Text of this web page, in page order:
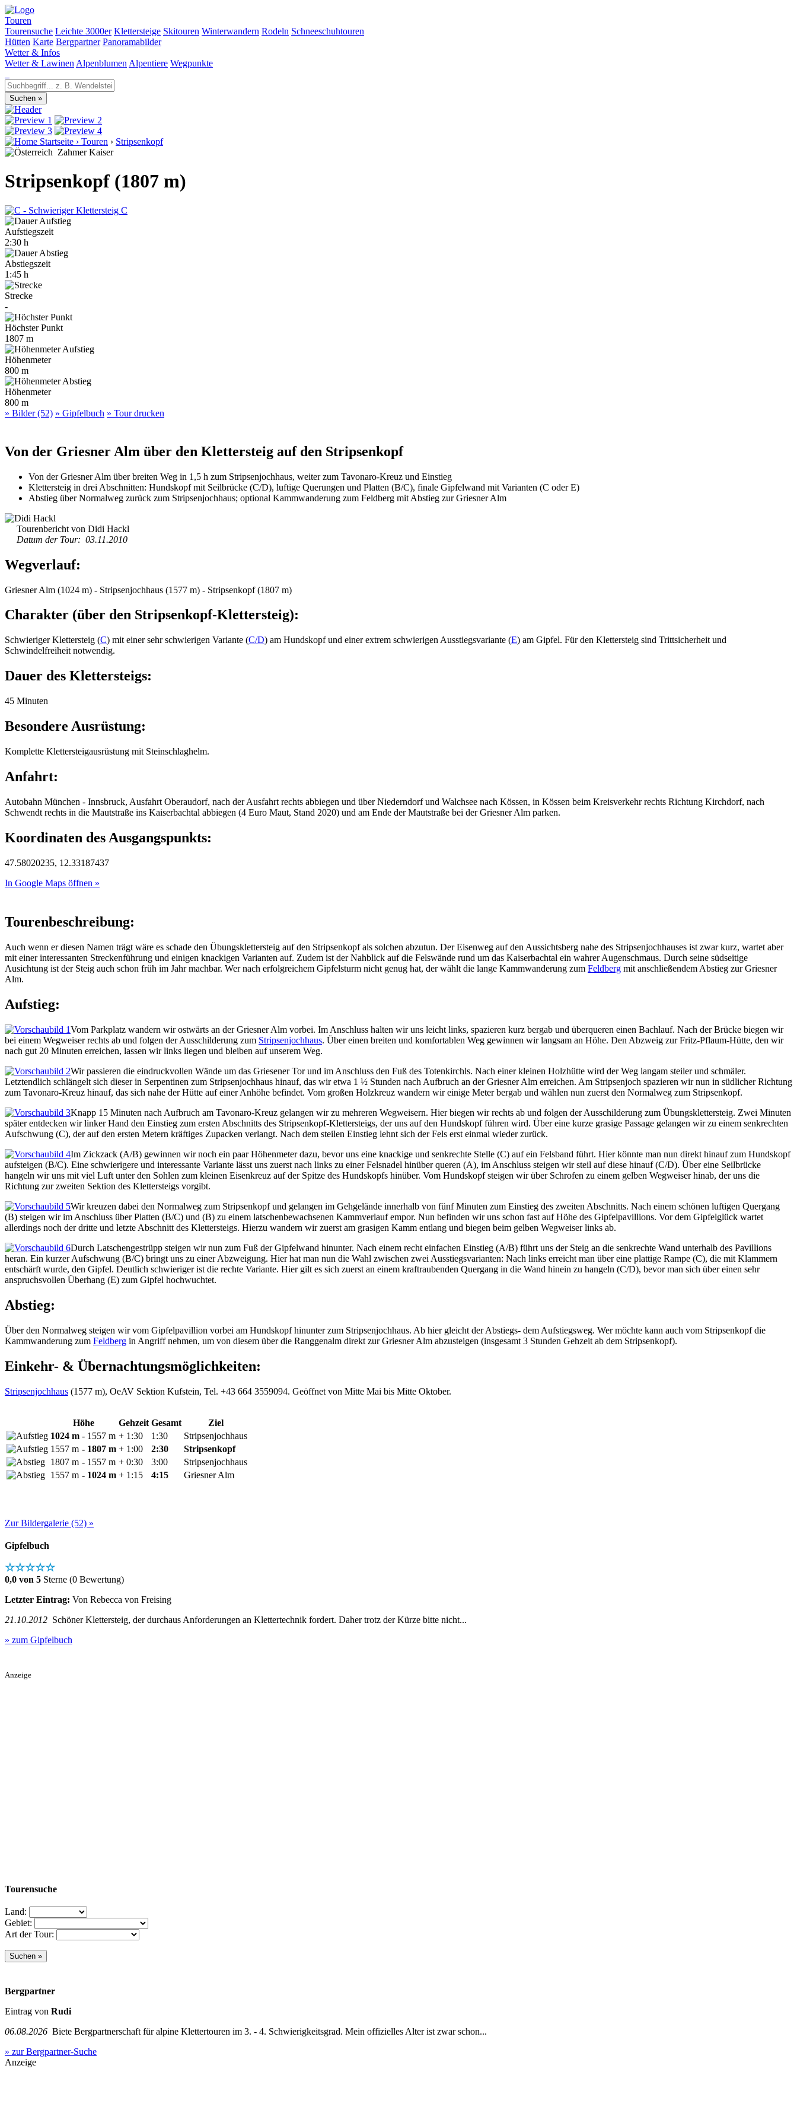
Touren
Tourensuche Leichte 3000er Klettersteige Skitouren Winterwandern Rodeln Schneeschuhtouren
Hütten Karte Bergpartner Panoramabilder
Wetter & Infos
Wetter & Lawinen Alpenblumen Alpentiere Wegpunkte
Startseite › Touren › Stripsenkopf
Zahmer Kaiser
Stripsenkopf (1807 m)
C
Aufstiegszeit
2:30 h
Abstiegszeit
1:45 h
Strecke
-
Höchster Punkt
1807 m
Höhenmeter
800 m
Höhenmeter
800 m
» Bilder (52) » Gipfelbuch » Tour drucken
Von der Griesner Alm über den Klettersteig auf den Stripsenkopf
Von der Griesner Alm über breiten Weg in 1,5 h zum Stripsenjochhaus, weiter zum Tavonaro-Kreuz und Einstieg
Klettersteig in drei Abschnitten: Hundskopf mit Seilbrücke (C/D), luftige Querungen und Platten (B/C), finale Gipfelwand mit Varianten (C oder E)
Abstieg über Normalweg zurück zum Stripsenjochhaus; optional Kammwanderung zum Feldberg mit Abstieg zur Griesner Alm
Tourenbericht von Didi Hackl
Datum der Tour: 03.11.2010
Wegverlauf:
Griesner Alm (1024 m) - Stripsenjochhaus (1577 m) - Stripsenkopf (1807 m)
Charakter (über den Stripsenkopf-Klettersteig):
Schwieriger Klettersteig (C) mit einer sehr schwierigen Variante (C/D) am Hundskopf und einer extrem schwierigen Ausstiegsvariante (E) am Gipfel. Für den Klettersteig sind Trittsicherheit und
Schwindelfreiheit notwendig.
Dauer des Klettersteigs:
45 Minuten
Besondere Ausrüstung:
Komplette Klettersteigausrüstung mit Steinschlaghelm.
Anfahrt:
Autobahn München - Innsbruck, Ausfahrt Oberaudorf, nach der Ausfahrt rechts abbiegen und über Niederndorf und Walchsee nach Kössen, in Kössen beim Kreisverkehr rechts Richtung Kirchdorf, nach
Schwendt rechts in die Mautstraße ins Kaiserbachtal abbiegen (4 Euro Maut, Stand 2020) und am Ende der Mautstraße bei der Griesner Alm parken.
Koordinaten des Ausgangspunkts:
47.58020235, 12.33187437
In Google Maps öffnen »
Tourenbeschreibung:
Auch wenn er diesen Namen trägt wäre es schade den Übungsklettersteig auf den Stripsenkopf als solchen abzutun. Der Eisenweg auf den Aussichtsberg nahe des Stripsenjochhauses ist zwar kurz, wartet aber
mit einer interessanten Streckenführung und einigen knackigen Varianten auf. Zudem ist der Nahblick auf die Felswände rund um das Kaiserbachtal ein wahrer Augenschmaus. Durch seine südseitige
Ausichtung ist der Steig auch schon früh im Jahr machbar. Wer nach erfolgreichem Gipfelsturm nicht genug hat, der wählt die lange Kammwanderung zum Feldberg mit anschließendem Abstieg zur Griesner
Alm.
Aufstieg:
Vom Parkplatz wandern wir ostwärts an der Griesner Alm vorbei. Im Anschluss halten wir uns leicht links, spazieren kurz bergab und überqueren einen Bachlauf. Nach der Brücke biegen wir
bei einem Wegweiser rechts ab und folgen der Ausschilderung zum Stripsenjochhaus. Über einen breiten und komfortablen Weg gewinnen wir langsam an Höhe. Den Abzweig zur Fritz-Pflaum-Hütte, den wir
nach gut 20 Minuten erreichen, lassen wir links liegen und bleiben auf unserem Weg.
Wir passieren die eindruckvollen Wände um das Griesener Tor und im Anschluss den Fuß des Totenkirchls. Nach einer kleinen Holzhütte wird der Weg langam steiler und schmäler.
Letztendlich schlängelt sich dieser in Serpentinen zum Stripsenjochhaus hinauf, das wir etwa 1 ½ Stunden nach Aufbruch an der Griesner Alm erreichen. Am Stripsenjoch spazieren wir nun in südlicher Richtung
zum Tavonaro-Kreuz hinauf, das sich nahe der Hütte auf einer Anhöhe befindet. Vom großen Holzkreuz wandern wir einige Meter bergab und wählen nun zuerst den Normalweg zum Stripsenkopf.
Knapp 15 Minuten nach Aufbruch am Tavonaro-Kreuz gelangen wir zu mehreren Wegweisern. Hier biegen wir rechts ab und folgen der Ausschilderung zum Übungsklettersteig. Zwei Minuten
später entdecken wir linker Hand den Einstieg zum ersten Abschnitts des Stripsenkopf-Klettersteigs, der uns auf den Hundskopf führen wird. Über eine kurze grasige Passage gelangen wir zu einem senkrechten
Aufschwung (C), der auf den ersten Metern kräftiges Zupacken verlangt. Nach dem steilen Einstieg lehnt sich der Fels erst einmal wieder zurück.
Im Zickzack (A/B) gewinnen wir noch ein paar Höhenmeter dazu, bevor uns eine knackige und senkrechte Stelle (C) auf ein Felsband führt. Hier könnte man nun direkt hinauf zum Hundskopf
aufsteigen (B/C). Eine schwierigere und interessante Variante lässt uns zuerst nach links zu einer Felsnadel hinüber queren (A), im Anschluss steigen wir steil auf diese hinauf (C/D). Über eine Seilbrücke
hangeln wir uns mit viel Luft unter den Sohlen zum kleinen Eisenkreuz auf der Spitze des Hundskopfs hinüber. Vom Hundskopf steigen wir über Schrofen zu einem gelben Wegweiser hinab, der uns die
Richtung zur zweiten Sektion des Klettersteigs vorgibt.
Wir kreuzen dabei den Normalweg zum Stripsenkopf und gelangen im Gehgelände innerhalb von fünf Minuten zum Einstieg des zweiten Abschnitts. Nach einem schönen luftigen Quergang
(B) steigen wir im Anschluss über Platten (B/C) und (B) zu einem latschenbewachsenen Kammverlauf empor. Nun befinden wir uns schon fast auf Höhe des Gipfelpavillions. Vor dem Gipfelglück wartet
allerdings noch der dritte und letzte Abschnitt des Klettersteigs. Hierzu wandern wir zuerst am grasigen Kamm entlang und biegen beim gelben Wegweiser links ab.
Durch Latschengestrüpp steigen wir nun zum Fuß der Gipfelwand hinunter. Nach einem recht einfachen Einstieg (A/B) führt uns der Steig an die senkrechte Wand unterhalb des Pavillions
heran. Ein kurzer Aufschwung (B/C) bringt uns zu einer Abzweigung. Hier hat man nun die Wahl zwischen zwei Ausstiegsvarianten: Nach links erreicht man über eine plattige Rampe (C), die mit Klammern
entschärft wurde, den Gipfel. Deutlich schwieriger ist die rechte Variante. Hier gilt es sich zuerst an einem kraftraubenden Quergang in die Wand hinein zu hangeln (C/D), bevor man sich über einen sehr
anspruchsvollen Überhang (E) zum Gipfel hochwuchtet.
Abstieg:
Über den Normalweg steigen wir vom Gipfelpavillion vorbei am Hundskopf hinunter zum Stripsenjochhaus. Ab hier gleicht der Abstiegs- dem Aufstiegsweg. Wer möchte kann auch vom Stripsenkopf die
Kammwanderung zum Feldberg in Angriff nehmen, um von diesem über die Ranggenalm direkt zur Griesner Alm abzusteigen (insgesamt 3 Stunden Gehzeit ab dem Stripsenkopf).
Einkehr- & Übernachtungsmöglichkeiten:
Stripsenjochhaus (1577 m), OeAV Sektion Kufstein, Tel. +43 664 3559094. Geöffnet von Mitte Mai bis Mitte Oktober.
Höhe Gehzeit Gesamt
Ziel
1024 m - 1557 m + 1:30 1:30
Stripsenjochhaus
1557 m - 1807 m + 1:00 2:30
Stripsenkopf
1807 m - 1557 m + 0:30 3:00
Stripsenjochhaus
1557 m - 1024 m + 1:15 4:15 Griesner Alm
Zur Bildergalerie (52) »
Gipfelbuch
☆☆☆☆☆
0,0 von 5 Sterne (0 Bewertung)
Letzter Eintrag: Von Rebecca von Freising
21.10.2012 Schöner Klettersteig, der durchaus Anforderungen an Klettertechnik fordert. Daher trotz der Kürze bitte nicht...
» zum Gipfelbuch
Anzeige
Tourensuche
Land:
Gebiet:
Art der Tour:
Bergpartner
Eintrag von Rudi
06.08.2026 Biete Bergpartnerschaft für alpine Klettertouren im 3. - 4. Schwierigkeitsgrad. Mein offizielles Alter ist zwar schon...
» zur Bergpartner-Suche
Anzeige